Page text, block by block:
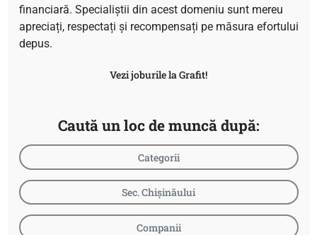
financiară. Specialiștii din acest domeniu sunt mereu
apreciați, respectați și recompensați pe măsura efortului
depus.
Vezi joburile la Grafit!
Caută un loc de muncă după:
Categorii
Sec. Chișinăului
Companii